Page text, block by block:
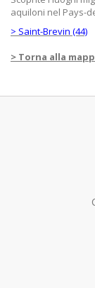
aquiloni nel Pays-
> Saint-Brevin (44)
> Torna alla